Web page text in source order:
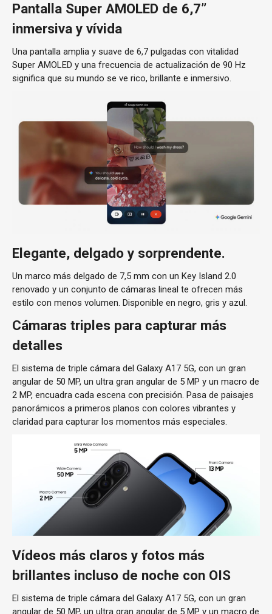
Pantalla Super AMOLED de 6,7”
inmersiva y vívida
Una pantalla amplia y suave de 6,7 pulgadas con vitalidad
Super AMOLED y una frecuencia de actualización de 90 Hz
significa que su mundo se ve rico, brillante e inmersivo.
Elegante, delgado y sorprendente.
Un marco más delgado de 7,5 mm con un Key Island 2.0
renovado y un conjunto de cámaras lineal te ofrecen más
estilo con menos volumen. Disponible en negro, gris y azul.
Cámaras triples para capturar más
detalles
El sistema de triple cámara del Galaxy A17 5G, con un gran
angular de 50 MP, un ultra gran angular de 5 MP y un macro de
2 MP, encuadra cada escena con precisión. Pasa de paisajes
panorámicos a primeros planos con colores vibrantes y
claridad para capturar los momentos más especiales.
Vídeos más claros y fotos más
brillantes incluso de noche con OIS
El sistema de triple cámara del Galaxy A17 5G, con un gran
angular de 50 MP, un ultra gran angular de 5 MP y un macro de